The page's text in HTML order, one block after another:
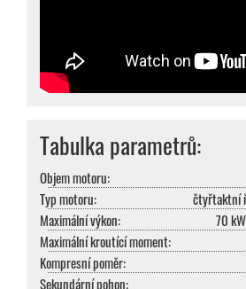
Tabulka parametrů:
Objem motoru:
Typ motoru:
čtyřtaktní
Maximální výkon:
70
Maximální kroutící moment:
Kompresní poměr:
Sekundární pohon: